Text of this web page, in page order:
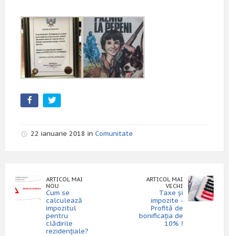
22 ianuarie 2018 in Comunitate
ARTICOL MAI
NOU
Cum se
calculează
impozitul
pentru
clădirile
rezidențiale?
ARTICOL MAI
VECHI
Taxe și
impozite -
Profită de
bonificația de
10% !